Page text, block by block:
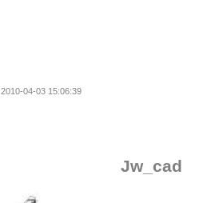
2010-04-03 15:06:39
Jw_cad